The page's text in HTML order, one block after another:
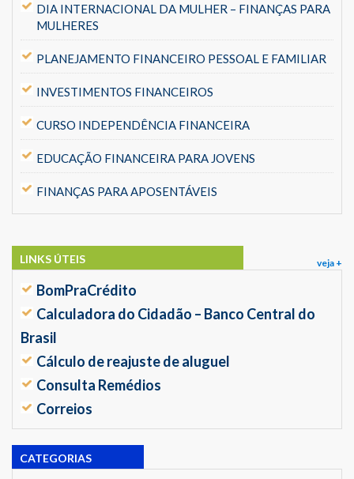
DIA INTERNACIONAL DA MULHER – FINANÇAS PARA
MULHERES
PLANEJAMENTO FINANCEIRO PESSOAL E FAMILIAR
INVESTIMENTOS FINANCEIROS
CURSO INDEPENDÊNCIA FINANCEIRA
EDUCAÇÃO FINANCEIRA PARA JOVENS
FINANÇAS PARA APOSENTÁVEIS
veja +
LINKS ÚTEIS
BomPraCrédito
Calculadora do Cidadão – Banco Central do
Brasil
Cálculo de reajuste de aluguel
Consulta Remédios
Correios
CATEGORIAS